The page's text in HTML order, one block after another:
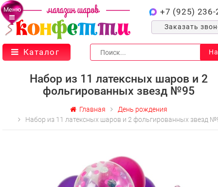
Меню +7 (925) 236-
Заказать
Каталог
Набор из 11 латексных шаров и 2
фольгированных звезд №95
Главная
День рождения
Набор из 11 латексных шаров и 2 фольгированных звезд